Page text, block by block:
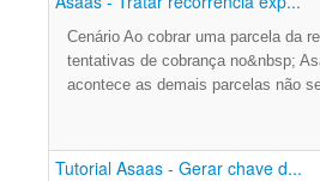
Cenário Ao cobrar uma parcela da
tentativas de cobrança no&nbsp;
acontece as demais parcelas não
Tutorial Asaas - Gerar chave d...